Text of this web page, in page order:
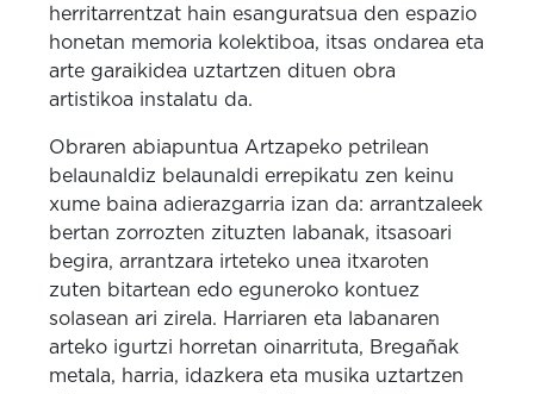
herritarrentzat hain esanguratsua den espazio
honetan memoria kolektiboa, itsas ondarea eta
arte garaikidea uztartzen dituen obra
artistikoa instalatu da.
Obraren abiapuntua Artzapeko petrilean
belaunaldiz belaunaldi errepikatu zen keinu
xume baina adierazgarria izan da: arrantzaleek
bertan zorrozten zituzten labanak, itsasoari
begira, arrantzara irteteko unea itxaroten
zuten bitartean edo eguneroko kontuez
solasean ari zirela. Harriaren eta labanaren
arteko igurtzi horretan oinarrituta, Bregañak
metala, harria, idazkera eta musika uztartzen